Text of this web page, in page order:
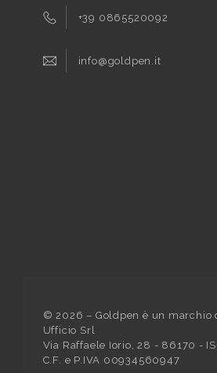
+39 0865520092
info@goldpen.it
©2026 – Goldpen è un marchio
Ufficio Srl
Via Raffaele Iorio, 28 - 86170 -
C.F. e P.IVA 00934560947